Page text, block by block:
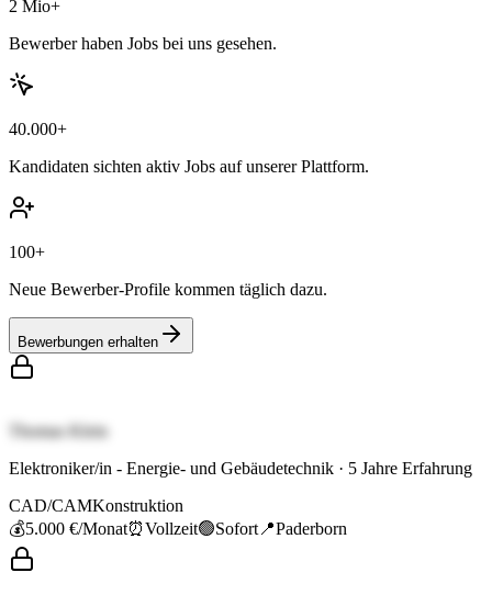
2 Mio+
Bewerber haben Jobs bei uns gesehen.
40.000+
Kandidaten sichten aktiv Jobs auf unserer Plattform.
100+
Neue Bewerber-Profile kommen täglich dazu.
Bewerbungen erhalten
Thomas Klein
Elektroniker/in - Energie- und Gebäudetechnik · 5 Jahre Erfahrung
CAD/CAMKonstruktion
💰5.000 €/Monat⏰Vollzeit🟢Sofort 📍Paderborn